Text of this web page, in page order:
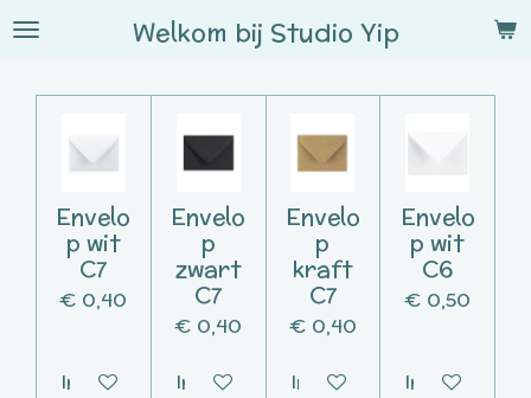
Ga
hoofdinhoud
Welkom bij Studio Yip
Envelo
p wit
C7
€ 0,40
In winkelwagen
Envelo
p
zwart
C7
€ 0,40
In winkelwagen
Envelo
p
kraft
C7
€ 0,40
In winkelwagen
Envelo
p wit
C6
€ 0,50
In